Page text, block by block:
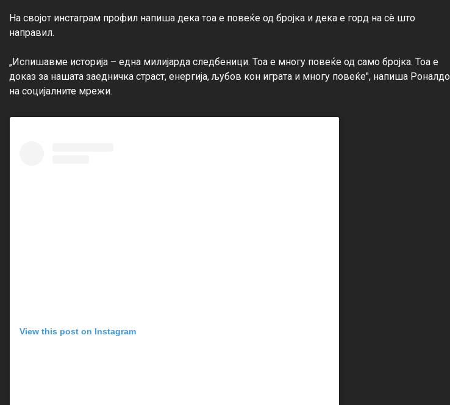
На својот инстаграм профил напиша дека тоа е повеќе од бројка и дека е горд на сè што
направил.
„Испишавме историја – една милијарда следбеници. Тоа е многу повеќе од само бројка. Тоа е
доказ за нашата заедничка страст, енергија, љубов кон играта и многу повеќе", напиша Роналдо
View this post on Instagram